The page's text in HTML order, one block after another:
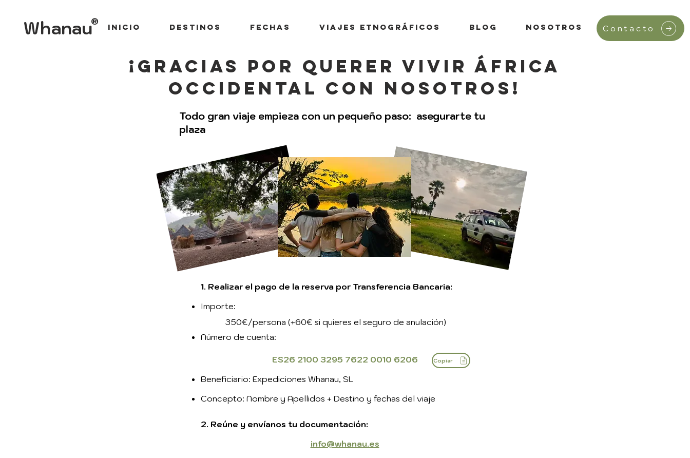
Whanau®
Inicio Destinos Fechas Viajes etnográficos Blog Nosotros Contacto
¡gracias por querer vivir áfrica
occidental con nosotros!
Todo gran viaje empieza con un pequeño paso: asegurarte tu
plaza
1. Realizar el pago de la reserva por Transferencia Bancaria:
Importe:
Número de cuenta:
ES26 2100 3295 7622 0010 6206
Beneficiario: Expediciones Whanau, SL
Concepto: Nombre y Apellidos + Destino y fechas del viaje
350€/persona (+60€ si quieres el seguro de anulación)
Copiar
2. Reúne y envíanos tu documentación:
info@whanau.es